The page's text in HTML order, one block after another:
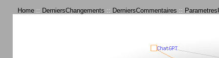
Home :: DerniersChangements :: DerniersCommentaires ::